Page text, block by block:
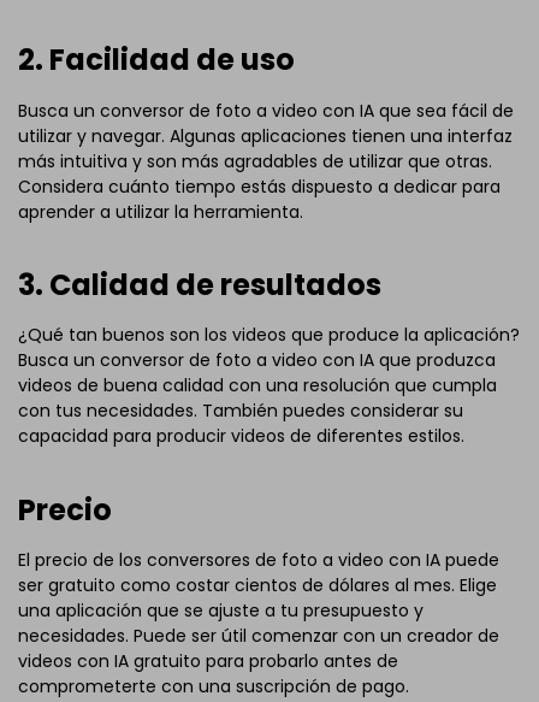
2. Facilidad de uso
Busca un conversor de foto a video con IA que sea fácil de
utilizar y navegar. Algunas aplicaciones tienen una interfaz
más intuitiva y son más agradables de utilizar que otras.
Considera cuánto tiempo estás dispuesto a dedicar para
aprender a utilizar la herramienta.
3. Calidad de resultados
¿Qué tan buenos son los videos que produce la aplicación?
Busca un conversor de foto a video con IA que produzca
videos de buena calidad con una resolución que cumpla
con tus necesidades. También puedes considerar su
capacidad para producir videos de diferentes estilos.
Precio
El precio de los conversores de foto a video con IA puede
ser gratuito como costar cientos de dólares al mes. Elige
una aplicación que se ajuste a tu presupuesto y
necesidades. Puede ser útil comenzar con un creador de
videos con IA gratuito para probarlo antes de
comprometerte con una suscripción de pago.